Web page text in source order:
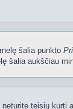
šalia punkto
šalia aukščiau
teisių